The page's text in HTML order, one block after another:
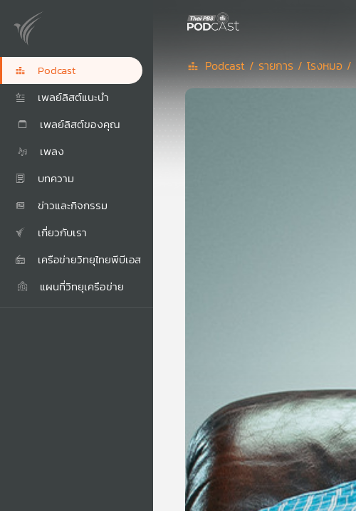
Podcast
เพลย์ลิสต์แนะนำ
เพลย์ลิสต์ของคุณ
เพลง
บทความ
ข่าวและกิจกรรม
เกี่ยวกับเรา
เครือข่ายวิทยุไทยพีบีเอส
แผนที่วิทยุเครือข่าย
Podcast / รายการ /โรงหมอ /